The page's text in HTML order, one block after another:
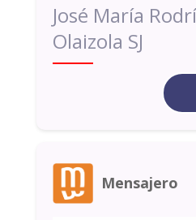
José María
Olaizola SJ
Mensajero